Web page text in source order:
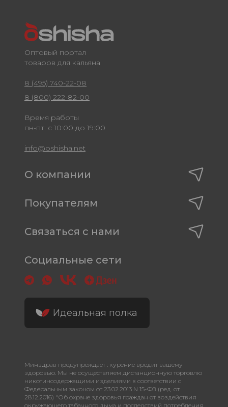
Оптовый портал
товаров для кальяна
8 (495) 740-22-08
8 (800) 222-82-00
Время работы
пн-пт: с 10:00 до 19:00
info@oshisha.net
О компании
Покупателям
Связаться с нами
Социальные сети
Идеальная полка
Минздрав предупреждает : курение вредит вашему
здоровью. Мы не осуществляем дистанционную торговлю
никотинсодержащими изделиями в соответствии с
Федеральным законом от 23.02.2013 N 15-ФЗ (ред. от
28.12.2016) "Об охране здоровья граждан от воздействия
окружающего табачного дыма и последствий потребления